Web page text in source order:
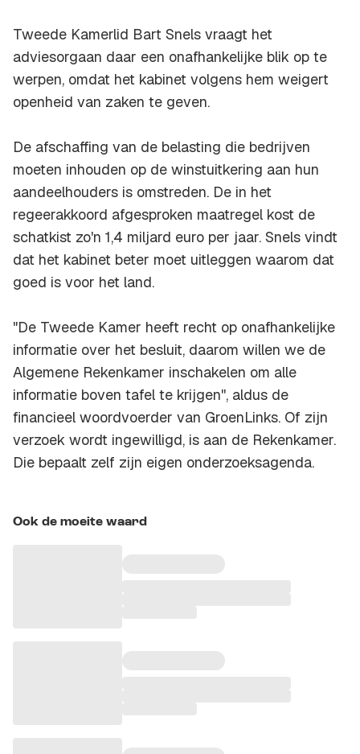
Tweede Kamerlid Bart Snels vraagt het
adviesorgaan daar een onafhankelijke blik op te
werpen, omdat het kabinet volgens hem weigert
openheid van zaken te geven.
De afschaffing van de belasting die bedrijven
moeten inhouden op de winstuitkering aan hun
aandeelhouders is omstreden. De in het
regeerakkoord afgesproken maatregel kost de
schatkist zo'n 1,4 miljard euro per jaar. Snels vindt
dat het kabinet beter moet uitleggen waarom dat
goed is voor het land.
"De Tweede Kamer heeft recht op onafhankelijke
informatie over het besluit, daarom willen we de
Algemene Rekenkamer inschakelen om alle
informatie boven tafel te krijgen'', aldus de
financieel woordvoerder van GroenLinks. Of zijn
verzoek wordt ingewilligd, is aan de Rekenkamer.
Die bepaalt zelf zijn eigen onderzoeksagenda.
Ook de moeite waard